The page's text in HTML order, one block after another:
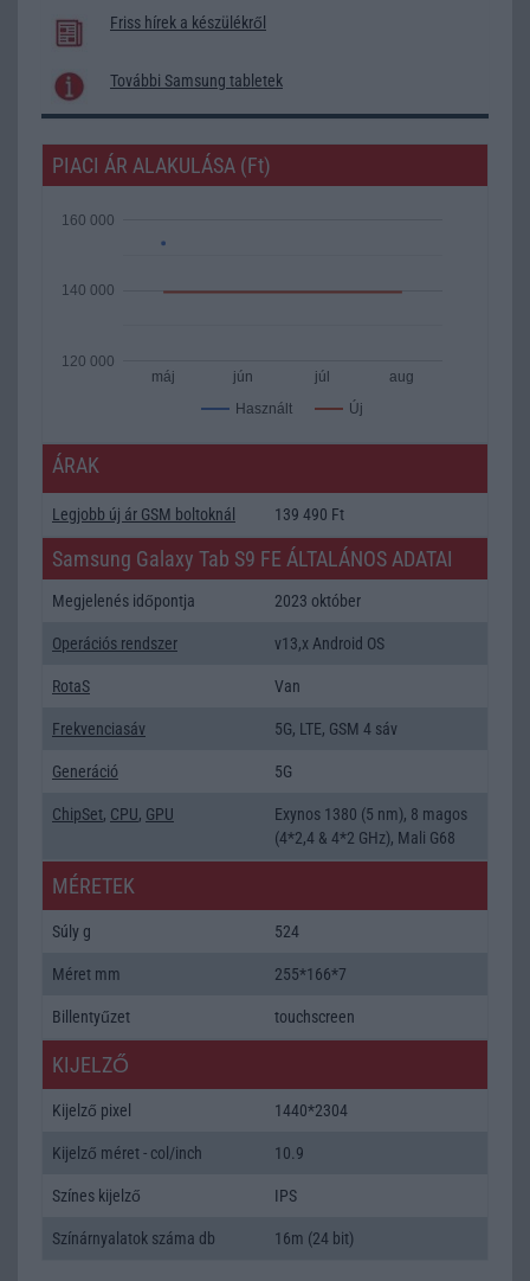
Friss hírek a készülékről
További Samsung tabletek
PIACI ÁR ALAKULÁSA (Ft)
Használt Új
máj jún júl aug
120 000
140 000
160 000
ÁRAK
Legjobb új ár GSM boltoknál 139 490 Ft
Samsung Galaxy Tab S9 FE ÁLTALÁNOS ADATAI
Megjelenés időpontja 2023 október
Operációs rendszer v13,x Android OS
RotaS Van
Frekvenciasáv 5G, LTE, GSM 4 sáv
Generáció 5G
ChipSet, CPU, GPU
Exynos 1380 (5 nm), 8 magos
(4*2,4 & 4*2 GHz), Mali G68
MÉRETEK
Súly g 524
Méret mm 255*166*7
Billentyűzet touchscreen
KIJELZŐ
Kijelző pixel 1440*2304
Kijelző méret - col/inch 10.9
Színes kijelző IPS
Színárnyalatok száma db 16m (24 bit)